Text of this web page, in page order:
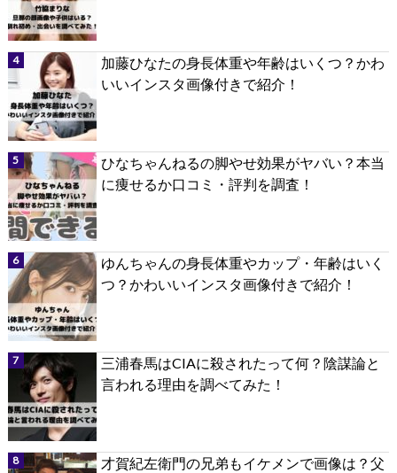
加藤ひなたの身長体重や年齢はいくつ？かわ
いいインスタ画像付きで紹介！
ひなちゃんねるの脚やせ効果がヤバい？本当
に痩せるか口コミ・評判を調査！
ゆんちゃんの身長体重やカップ・年齢はいく
つ？かわいいインスタ画像付きで紹介！
三浦春馬はCIAに殺されたって何？陰謀論と
言われる理由を調べてみた！
才賀紀左衛門の兄弟もイケメンで画像は？父